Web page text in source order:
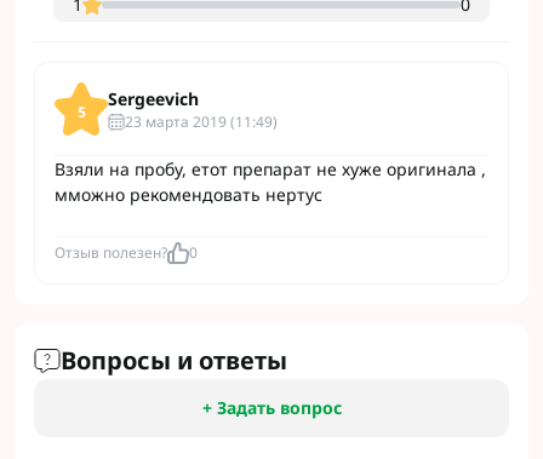
5
Sergeevich
23 марта 2019 (11:49)
Взяли на пробу, етот препарат не хуже оригинала ,
мможно рекомендовать нертус
Отзыв полезен? 0
Вопросы и ответы
+ Задать вопрос